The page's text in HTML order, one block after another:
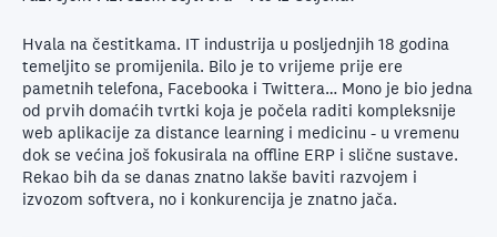
Hvala na čestitkama. IT industrija u posljednjih 18 godina
temeljito se promijenila. Bilo je to vrijeme prije ere
pametnih telefona, Facebooka i Twittera… Mono je bio jedna
od prvih domaćih tvrtki koja je počela raditi kompleksnije
web aplikacije za distance learning i medicinu - u vremenu
dok se većina još fokusirala na offline ERP i slične sustave.
Rekao bih da se danas znatno lakše baviti razvojem i
izvozom softvera, no i konkurencija je znatno jača.